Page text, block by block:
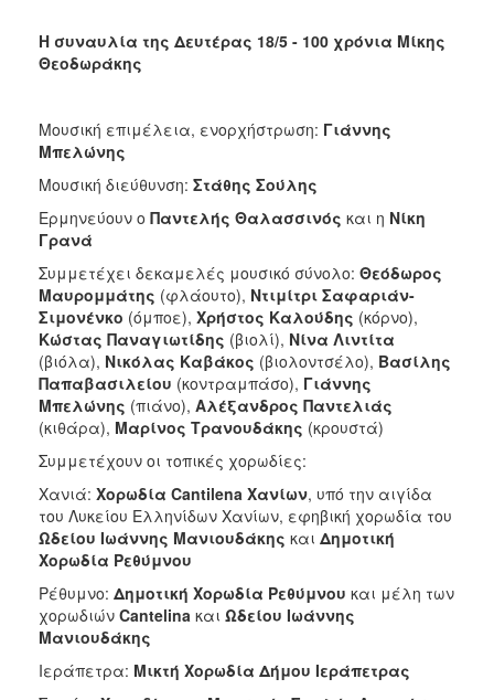
Η συναυλία της Δευτέρας 18/5 - 100 χρόνια Μίκης
Θεοδωράκης
Μουσική επιμέλεια, ενορχήστρωση: Γιάννης
Μπελώνης
Μουσική διεύθυνση: Στάθης Σούλης
Ερμηνεύουν ο Παντελής Θαλασσινός και η Νίκη
Γρανά
Συμμετέχει δεκαμελές μουσικό σύνολο: Θεόδωρος
Μαυρομμάτης (φλάουτο), Ντιμίτρι Σαφαριάν-
Σιμονένκο (όμποε), Χρήστος Καλούδης (κόρνο),
Κώστας Παναγιωτίδης (βιολί), Νίνα Λιντίτα
(βιόλα), Νικόλας Καβάκος (βιολοντσέλο), Βασίλης
Παπαβασιλείου (κοντραμπάσο), Γιάννης
Μπελώνης (πιάνο), Αλέξανδρος Παντελιάς
(κιθάρα), Μαρίνος Τρανουδάκης (κρουστά)
Συμμετέχουν οι τοπικές χορωδίες:
Χανιά: Χορωδία Cantilena Χανίων, υπό την αιγίδα
του Λυκείου Ελληνίδων Χανίων, εφηβική χορωδία του
Ωδείου Ιωάννης Μανιουδάκης και Δημοτική
Χορωδία Ρεθύμνου
Ρέθυμνο: Δημοτική Χορωδία Ρεθύμνου και μέλη των
χορωδιών Cantelina και Ωδείου Ιωάννης
Μανιουδάκης
Ιεράπετρα: Μικτή Χορωδία Δήμου Ιεράπετρας